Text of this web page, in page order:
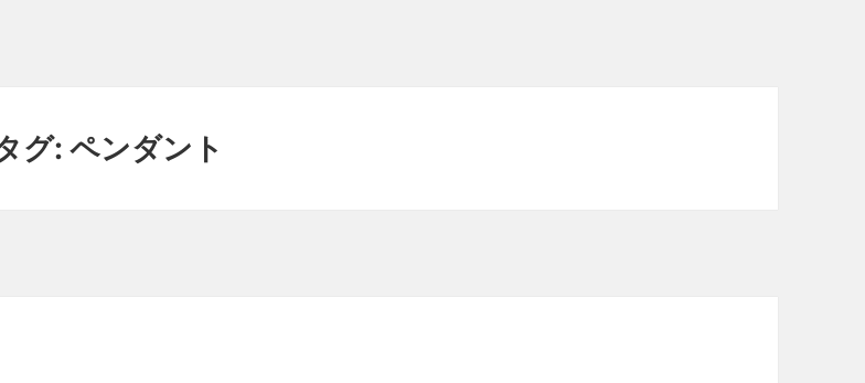
グ:ペンダント